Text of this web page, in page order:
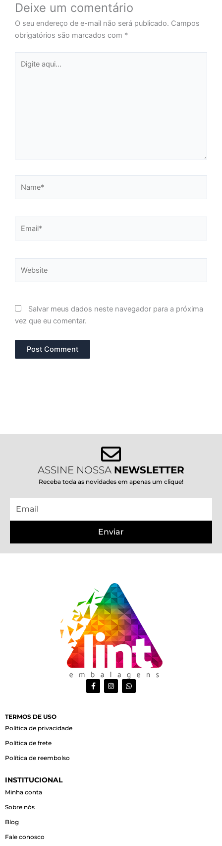
Deixe um comentário
O seu endereço de e-mail não será publicado. Campos
obrigatórios são marcados com *
aqui...
Salvar meus dados neste navegador para a próxima
vez que eu comentar.
ASSINE NOSSA NEWSLETTER
Receba toda as novidades em apenas um clique!
Enviar
F
a
c
I
n
s
W
h
a
TERMOS DE USO
Política de privacidade
Política de frete
Política de reembolso
INSTITUCIONAL
Minha conta
Sobre nós
Blog
Fale conosco